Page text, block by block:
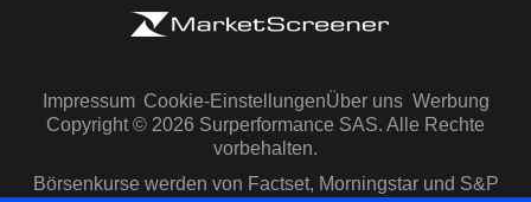
Impressum Cookie-EinstellungenÜber uns Werbung
Copyright © 2026 Surperformance SAS. Alle Rechte
vorbehalten.
Börsenkurse werden von Factset, Morningstar und S&P